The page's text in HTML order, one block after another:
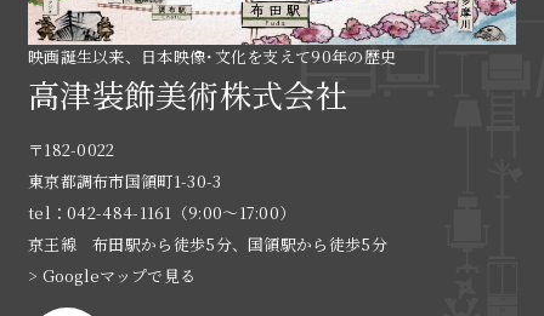
映画誕生以来、日本映像･文化を支えて90年の歴史
高津装飾美術株式会社
〒182-0022
東京都調布市国領町1-30-3
tel：042-484-1161（9:00〜17:00）
京王線 布田駅から徒歩5分、国領駅から徒歩5分
> Googleマップで見る